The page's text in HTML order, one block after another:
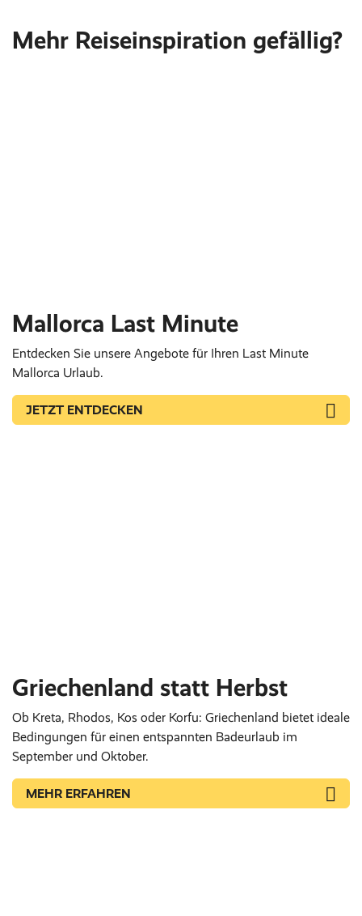
Mehr Reiseinspiration gefällig?
Mallorca Last Minute
Entdecken Sie unsere Angebote für Ihren Last Minute
Mallorca Urlaub.
JETZT ENTDECKEN
Griechenland statt Herbst
Ob Kreta, Rhodos, Kos oder Korfu: Griechenland bietet ideale
Bedingungen für einen entspannten Badeurlaub im
September und Oktober.
MEHR ERFAHREN